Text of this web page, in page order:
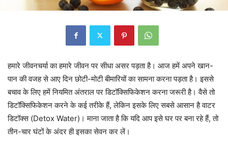
हमारे जीवनचर्या का हमारे जीवन पर सीधा असर पड़ता है। आज हमें अपने खान-
पान की वजह से आए दिन छोटी-मोटी बीमारियों का सामना करना पड़ता है। इससे
बचाव के लिए हमें नियमित अंतराल पर डिटॉक्सिफिकेशन करना जरूरी है।वैसे तो
डिटॉक्सिफिकेशन करने के कई तरीके हैं, लेकिन इसके लिए सबसे आसान है वाटर
डिटॉक्स (Detox Water)। माना जाता है कि यदि आप इसे घर पर बना रहे हैं, तो
तीन-चार घंटों के अंदर ही इसका सेवन कर लें।